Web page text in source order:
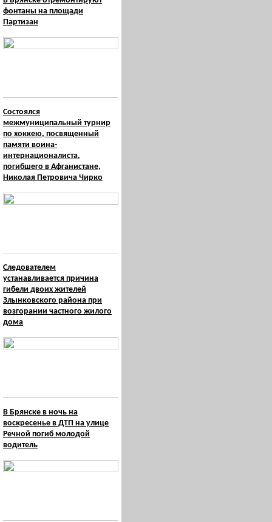
фонтаны на площади
Партизан
Состоялся
межмуниципальный турнир
по хоккею, посвященный
памяти воина-
интернационалиста,
погибшего в Афганистане,
Николая Петровича Чирко
Следователем
устанавливается причина
гибели двоих жителей
Злынковского района при
возгорании частного жилого
дома
В Брянске в ночь на
воскресенье в ДТП на улице
Речной погиб молодой
водитель